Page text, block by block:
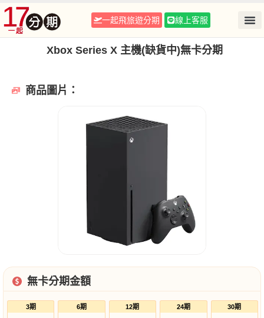
一起飛旅遊分期 線上客服
Xbox Series X 主機(缺貨中)無卡分期
商品圖片：
無卡分期金額
3期 6期 12期 24期 30期